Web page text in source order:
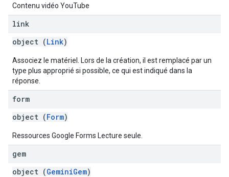
Contenu vidéo YouTube
link
object (Link)
Associez le matériel. Lors de la création, il est remplacé par un
type plus approprié si possible, ce qui est indiqué dans la
réponse.
form
object (Form)
Ressources Google Forms Lecture seule.
gem
object (GeminiGem)